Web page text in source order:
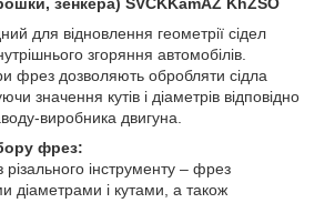
для відновлення геометрії сідел
згоряння автомобілів.
фрез дозволяють обробляти сідла
значення кутів і діаметрів відповідно
виробника двигуна.
фрез:
різального інструменту – фрез
діаметрами і кутами, а також